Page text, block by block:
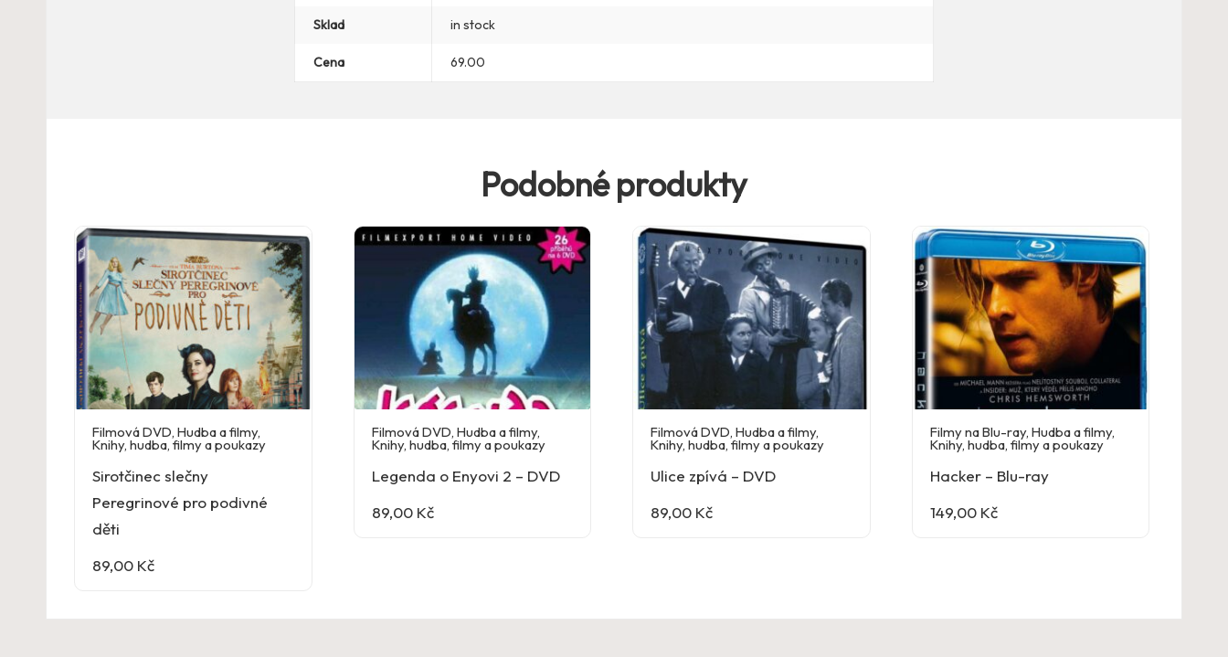
Sklad in stock
Cena 69.00
Podobné produkty
Filmová DVD, Hudba a filmy,
Knihy, hudba, filmy a poukazy
Sirotčinec slečny
Peregrinové pro podivné
děti
89,00 Kč
Filmová DVD, Hudba a filmy,
Knihy, hudba, filmy a poukazy
Legenda o Enyovi 2 – DVD
89,00 Kč
Filmová DVD,Hudba a filmy,
Knihy, hudba, filmy a poukazy
Ulice zpívá – DVD
89,00 Kč
Filmy na Blu-ray, Hudba a filmy,
Knihy, hudba, filmy a poukazy
Hacker – Blu-ray
149,00 Kč